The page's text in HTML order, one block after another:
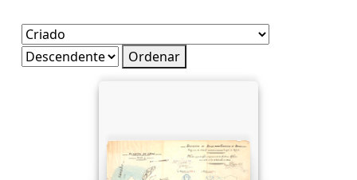
Ordenar